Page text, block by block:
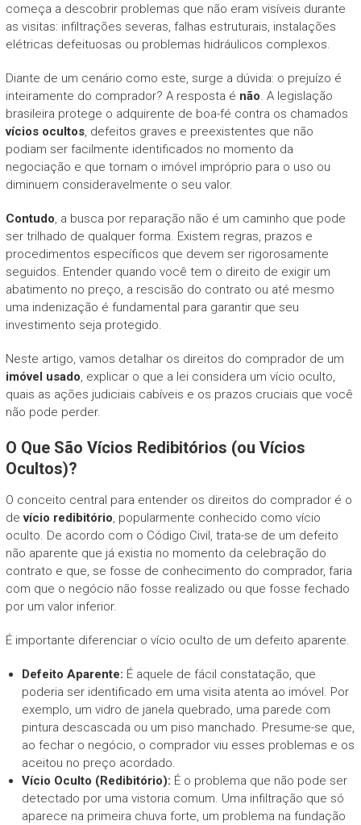
começa a descobrir problemas que não eram visíveis durante
as visitas: infiltrações severas, falhas estruturais, instalações
elétricas defeituosas ou problemas hidráulicos complexos.
Diante de um cenário como este, surge a dúvida: o prejuízo é
inteiramente do comprador? A resposta é não. A legislação
brasileira protege o adquirente de boa-fé contra os chamados
vícios ocultos, defeitos graves e preexistentes que não
podiam ser facilmente identificados no momento da
negociação e que tornam o imóvel impróprio para o uso ou
diminuem consideravelmente o seu valor.
Contudo, a busca por reparação não é um caminho que pode
ser trilhado de qualquer forma. Existem regras, prazos e
procedimentos específicos que devem ser rigorosamente
seguidos. Entender quando você tem o direito de exigir um
abatimento no preço, a rescisão do contrato ou até mesmo
uma indenização é fundamental para garantir que seu
investimento seja protegido.
Neste artigo, vamos detalhar os direitos do comprador de um
imóvel usado, explicar o que a lei considera um vício oculto,
quais as ações judiciais cabíveis e os prazos cruciais que você
não pode perder.
O Que São Vícios Redibitórios (ou Vícios
Ocultos)?
O conceito central para entender os direitos do comprador é o
devício redibitório, popularmente conhecido como vício
oculto. De acordo com o Código Civil, trata-se de um defeito
não aparente que já existia no momento da celebração do
contrato e que, se fosse de conhecimento do comprador, faria
com que o negócio não fosse realizado ou que fosse fechado
por um valor inferior.
É importante diferenciar o vício oculto de um defeito aparente.
Defeito Aparente: É aquele de fácil constatação, que
poderia ser identificado em uma visita atenta ao imóvel. Por
exemplo, um vidro de janela quebrado, uma parede com
pintura descascada ou um piso manchado. Presume-se que,
ao fechar o negócio, o comprador viu esses problemas e os
aceitou no preço acordado.
Vício Oculto (Redibitório): É o problema que não pode ser
detectado por uma vistoria comum. Uma infiltração que só
aparece na primeira chuva forte, um problema na fundação